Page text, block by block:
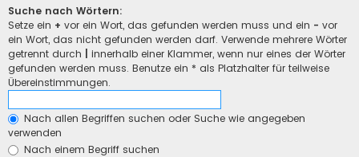
Suche nach Wörtern:
Setze ein + vor ein Wort, das gefunden werden muss und ein - vor
ein Wort, das nicht gefunden werden darf. Verwende mehrere Wörter
getrennt durch
innerhalb einer Klammer, wenn nur eines der Wörter
gefunden werden muss. Benutze ein * als Platzhalter für teilweise
Übereinstimmungen.
Nach allen Begriffen suchen oder Suche wie angegeben
verwenden
Nach einem Begriff suchen